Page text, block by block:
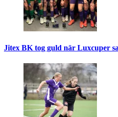
Jitex BK tog guld när Luxcuper